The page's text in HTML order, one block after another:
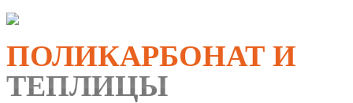
ПОЛИКАРБОНАТ И
ТЕПЛИЦЫ